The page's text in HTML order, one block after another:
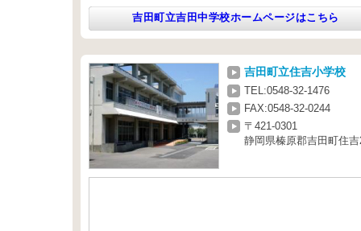
吉田町立吉田中学校ホームページはこちら
吉田町立住吉小学校
TEL:0548-32-1476
FAX:0548-32-0244
〒421-0301
静岡県榛原郡吉田町住吉